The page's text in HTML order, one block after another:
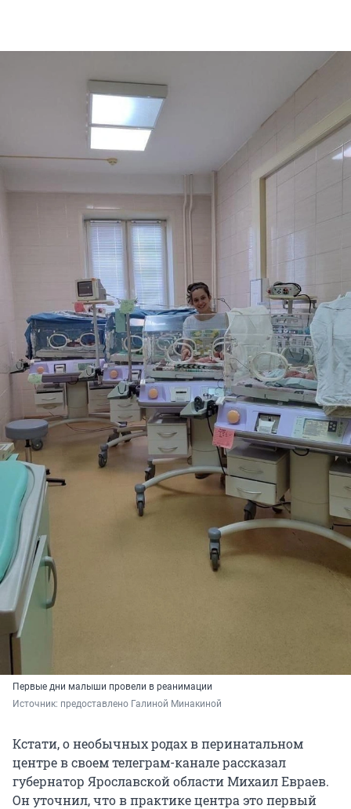
Первые дни малыши провели в реанимации
Источник: предоставлено Галиной Минакиной
Кстати, о необычных родах в перинатальном
центре в своем телеграм-канале рассказал
губернатор Ярославской области Михаил Евраев.
Он уточнил, что в практике центра это первый